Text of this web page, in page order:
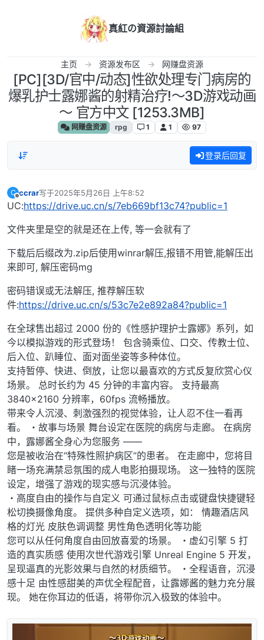
真紅の資源討論組
主页 资源发布区 网赚盘资源
[PC][3D/官中/动态]性欲处理专门病房的
爆乳护士露娜酱的射精治疗!～3D游戏动画
～ 官方中文 [1253.3MB]
网赚盘资源 rpg 1 1 97
登录后回复
C
离线
ccrar写于2025年5月26日 上午8:52
最后由 编辑
UC:https://drive.uc.cn/s/7eb669bf13c74?public=1
文件夹里是空的就是还在上传, 等一会就有了
下载后后缀改为.zip后使用winrar解压,报错不用管,能解压出
来即可, 解压密码mg
密码错误或无法解压, 推荐解压软
件:https://drive.uc.cn/s/53c7e2e892a84?public=1
在全球售出超过 2000 份的《性感护理护士露娜》系列，如
今以模拟游戏的形式登场！ 包含骑乘位、口交、传教士位、
后入位、趴睡位、面对面坐姿等多种体位。
支持暂停、快进、倒放，让您以最喜欢的方式反复欣赏心仪
场景。 总时长约为 45 分钟的丰富内容。 支持最高
3840×2160 分辨率，60fps 流畅播放。
带来令人沉浸、刺激强烈的视觉体验，让人忍不住一看再
看。 ・故事与场景 舞台设定在医院的病房与走廊。 在病房
中，露娜酱全身心为您服务 ——
您是被收治在“特殊性照护病区”的患者。 在走廊中，您将目
睹一场充满禁忌氛围的成人电影拍摄现场。 这一独特的医院
设定，增强了游戏的现实感与沉浸体验。
・高度自由的操作与自定义 可通过鼠标点击或键盘快捷键轻
松切换摄像角度。 提供多种自定义选项，如： 情趣酒店风
格的灯光 皮肤色调调整 男性角色透明化等功能
您可以从任何角度自由回放喜爱的场景。 ・虚幻引擎 5 打
造的真实质感 使用次世代游戏引擎 Unreal Engine 5 开发，
呈现逼真的光影效果与自然的材质细节。 ・全程语音，沉浸
感十足 由性感甜美的声优全程配音，让露娜酱的魅力充分展
现。 她在你耳边的低语，将带你沉入极致的体验中。